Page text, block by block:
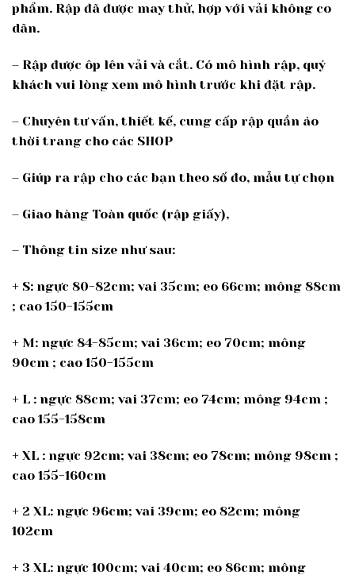
phẩm. Rập đã được may thử, hợp với vải không co
dãn.
– Rập được ôp lên vải và cắt. Có mô hình rập, quý
khách vui lòng xem mô hình trước khi đặt rập.
– Chuyên tư vấn, thiết kế, cung cấp rập quần áo
thời trang cho các SHOP
– Giúp ra rập cho các bạn theo số đo, mẫu tự chọn
– Giao hàng Toàn quốc (rập giấy),
– Thông tin size như sau:
+ S: ngực 80-82cm; vai 35cm; eo 66cm; mông 88cm
; cao 150-155cm
+ M: ngực 84-85cm; vai 36cm; eo 70cm; mông
90cm ; cao 150-155cm
+ L : ngực 88cm; vai 37cm; eo 74cm; mông 94cm ;
cao 155-158cm
+ XL : ngực 92cm; vai 38cm; eo 78cm; mông 98cm ;
cao 155-160cm
+ 2 XL: ngực 96cm; vai 39cm; eo 82cm; mông
102cm
+ 3 XL: ngực 100cm; vai 40cm; eo 86cm; mông